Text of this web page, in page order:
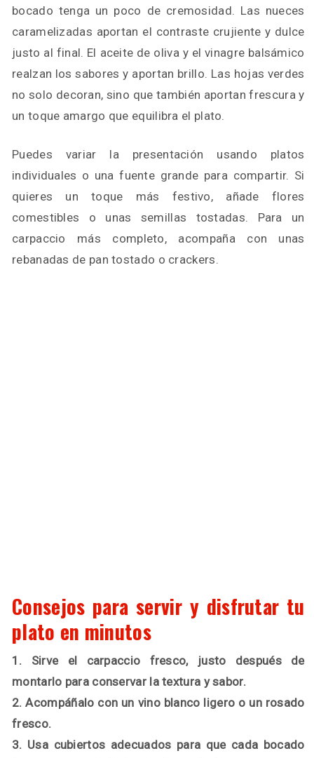
bocado tenga un poco de cremosidad. Las nueces
caramelizadas aportan el contraste crujiente y dulce
justo al final. El aceite de oliva y el vinagre balsámico
realzan los sabores y aportan brillo. Las hojas verdes
no solo decoran, sino que también aportan frescura y
un toque amargo que equilibra el plato.
Puedes variar la presentación usando platos
individuales o una fuente grande para compartir. Si
quieres un toque más festivo, añade flores
comestibles o unas semillas tostadas. Para un
carpaccio más completo, acompaña con unas
rebanadas de pan tostado o crackers.
Consejos para servir y disfrutar tu
plato en minutos
1. Sirve el carpaccio fresco, justo después de
montarlo para conservar la textura y sabor.
2. Acompáñalo con un vino blanco ligero o un rosado
fresco.
3. Usa cubiertos adecuados para que cada bocado